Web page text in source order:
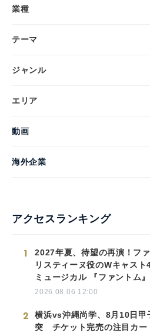
業種
テーマ
ジャンル
エリア
動画
海外企業
アクセスランキング
1
2027年夏、待望の再演！フ
リスティーヌ役のWキャスト
ミュージカル 『ファントム』
2026.08.06 12:00
2
横浜vs沖縄尚学、8月10日甲
突 チケット完売の注目カ